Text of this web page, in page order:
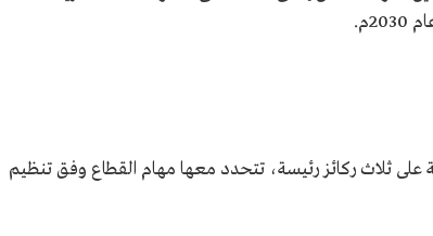
ثلاث ركائز رئيسة، تتحدد معها مهام القطاع وفق تنظيم